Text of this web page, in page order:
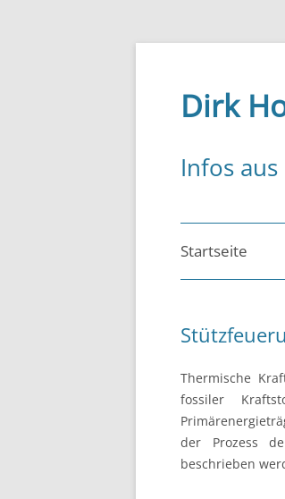
Zum
Dirk
Infos
Startseite
Thermische
fossiler
der Prozess
beschrieben